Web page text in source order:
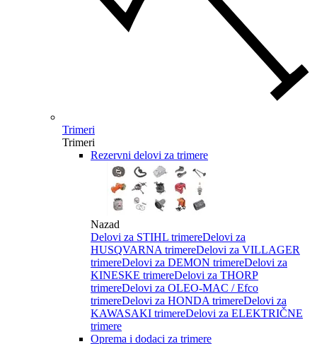
Trimeri
Trimeri
Rezervni delovi za trimere
Nazad
Delovi za STIHL trimereDelovi za
HUSQVARNA trimereDelovi za VILLAGER
trimereDelovi za DEMON trimereDelovi za
KINESKE trimereDelovi za THORP
trimereDelovi za OLEO-MAC / Efco
trimereDelovi za HONDA trimereDelovi za
KAWASAKI trimereDelovi za ELEKTRIČNE
trimere
Oprema i dodaci za trimere